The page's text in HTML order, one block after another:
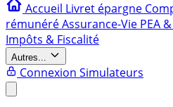
Accueil Livret épargne
rémunéréAssurance-Vie PEA
Impôts & Fiscalité
Autres...
Connexion Simulateurs